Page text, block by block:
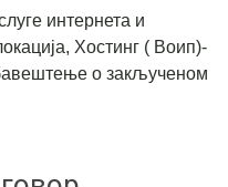
интернета и
Хостинг ( Воип)-
о закљученом